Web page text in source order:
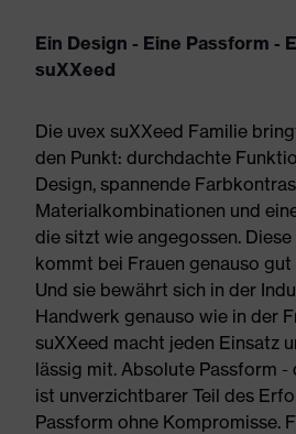
Ein Design - Eine Passform -
suXXeed
Die uvex suXXeed Familie
den Punkt: durchdachte
Design, spannende
Materialkombinationen und
die sitzt wie angegossen.
kommt bei Frauen genauso
Und sie bewährt sich in der
Handwerk genauso wie in der
suXXeed macht jeden Einsatz
lässig mit. Absolute Passform -
ist unverzichtbarer Teil des
Passform ohne Kompromisse.